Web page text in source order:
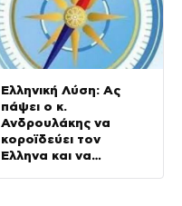
Ελληνική Λύση: Ας
πάψει ο κ.
Ανδρουλάκης να
κοροϊδεύει τον
Έλληνα και να